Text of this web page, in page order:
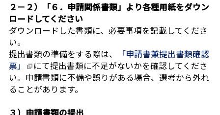
２－２）「６．申請関係書類」より各種用紙をダウン
ロードしてください
ダウンロードした書類に、必要事項を記載してくださ
い。
提出書類の準備をする際は、
「申請書兼提出書類確認
票」
にて提出書類に不足がないかを確認してくださ
い。申請書類に不備や誤りがある場合、選考から外れ
ることがあります。
３）申請書類の提出